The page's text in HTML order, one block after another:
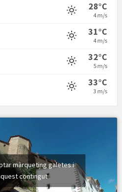
28°C
4 m/s
31°C
4 m/s
32°C
5 m/s
33°C
3 m/s
màrqueting galetes i
contingut